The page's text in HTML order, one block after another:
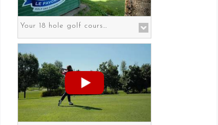
Your 18 hole golf course in Prato the gateway to Florence